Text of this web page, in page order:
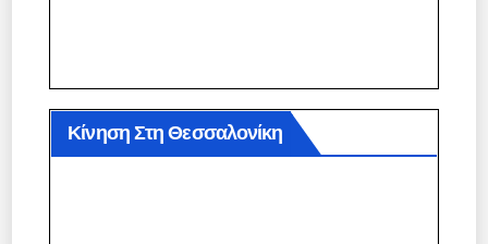
Κίνηση Στη Θεσσαλονίκη